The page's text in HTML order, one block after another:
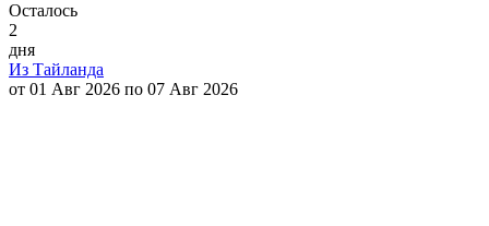
Осталось
2
дня
Из Тайланда
от 01 Авг 2026 по 07 Авг 2026